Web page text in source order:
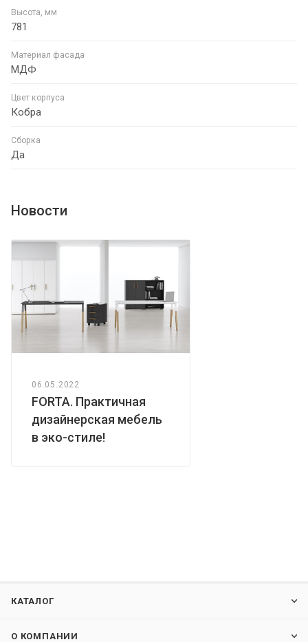
Высота, мм
781
Материал фасада
МДФ
Цвет корпуса
Кобра
Сборка
Да
Новости
06.05.2022
FORTA. Практичная
дизайнерская мебель
в эко-стиле!
КАТАЛОГ
О КОМПАНИИ